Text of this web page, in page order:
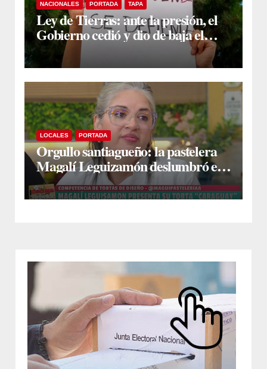
NACIONALES PORTADA TAPA
Ley de Tierras: ante la presión, el
Gobierno cedió y dio de baja el
capítulo de la polémica
LOCALES PORTADA
Orgullo santiagueño: la pastelera
Magalí Leguizamón deslumbró en
Canal 13 con su torta “Caraguay” y
ganó la competencia